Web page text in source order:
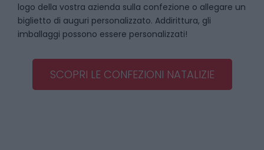
logo della vostra azienda sulla confezione o allegare un
biglietto di auguri personalizzato. Addirittura, gli
imballaggi possono essere personalizzati!
SCOPRI LE CONFEZIONI NATALIZIE